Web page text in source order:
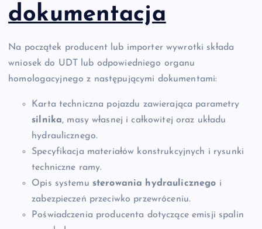
dokumentacja
Na początek producent lub importer wywrotki składa
wniosek do UDT lub odpowiedniego organu
homologacyjnego z następującymi dokumentami:
Karta techniczna pojazdu zawierająca parametry
silnika, masy własnej i całkowitej oraz układu
hydraulicznego.
Specyfikacja materiałów konstrukcyjnych i rysunki
techniczne ramy.
Opis systemu sterowania hydraulicznego i
zabezpieczeń przeciwko przewróceniu.
Poświadczenia producenta dotyczące emisji spalin